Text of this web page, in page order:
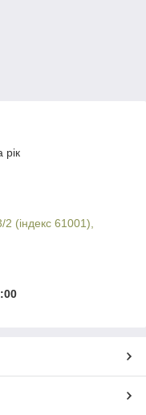
рік
2 (індекс 61001),